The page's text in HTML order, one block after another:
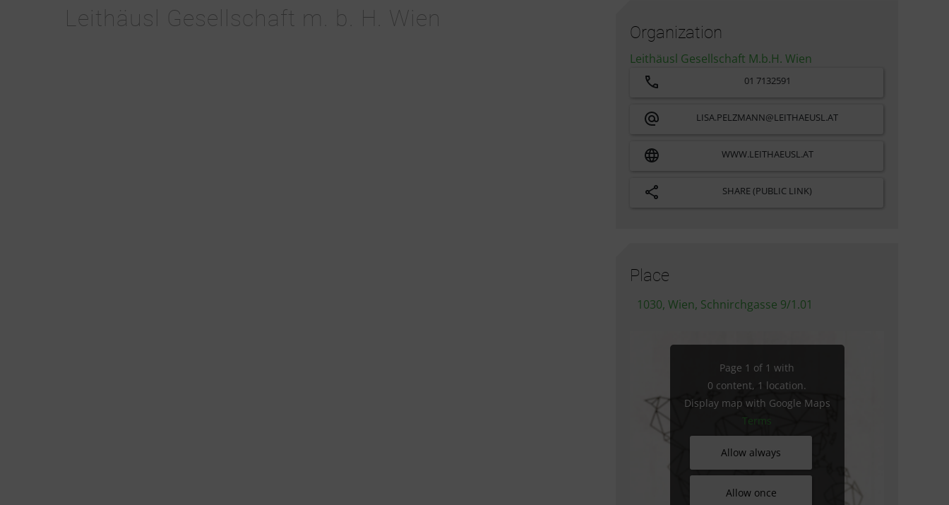
Leithäusl Gesellschaft m. b. H. Wien
Organization
Leithäusl Gesellschaft M.b.H. Wien
01 7132591
LISA.PELZMANN@LEITHAEUSL.AT
WWW.LEITHAEUSL.AT
SHARE (PUBLIC LINK)
Place
1030, Wien, Schnirchgasse 9/1.01
Page 1 of 1 with
0 content, 1 location.
Display map with Google Maps
Terms
Allow always
Allow once